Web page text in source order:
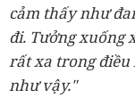
cảm thấy như
đi. Tưởng xuống
rất xa trong
như vậy."